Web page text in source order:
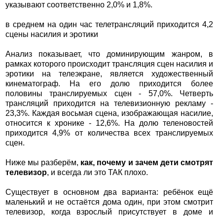
указывают соответственно 2,0% и 1,8%.
в среднем на один час телетрансляций приходится 4,2
сцены насилия и эротики
Анализ показывает, что доминирующим жанром, в
рамках которого происходит трансляция сцен насилия и
эротики на телеэкране, является художественный
кинематограф. На его долю приходится более
половины транслируемых сцен - 57,0%. Четверть
трансляций приходится на телевизионную рекламу -
23,3%. Каждая восьмая сцена, изображающая насилие,
относится к хронике - 12,6%. На долю теленовостей
приходится 4,9% от количества всех транслируемых
сцен.
Ниже мы разберём, как, почему и зачем дети смотрят
телевизор, и всегда ли это ТАК плохо.
Существует в основном два варианта: ребёнок ещё
маленький и не остаётся дома один, при этом смотрит
телевизор, когда взрослый присутствует в доме и